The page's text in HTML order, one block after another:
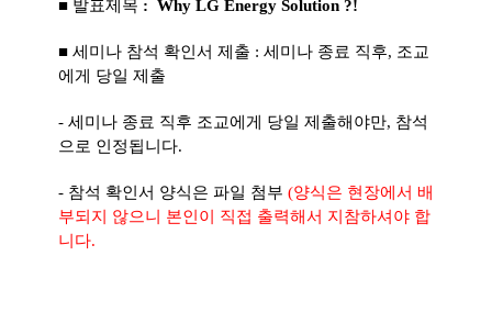
■ 발표제목 : Why LG Energy Solution ?!
■ 세미나 참석 확인서 제출 : 세미나 종료 직후, 조교
에게 당일 제출
- 세미나 종료 직후 조교에게 당일 제출해야만, 참석
으로 인정됩니다.
- 참석 확인서 양식은 파일 첨부 (양식은 현장에서 배
부되지 않으니 본인이 직접 출력해서 지참하셔야 합
니다.